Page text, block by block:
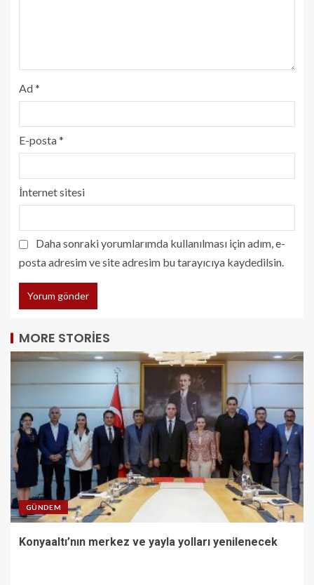
Ad*
E-posta*
İnternet sitesi
Daha sonraki yorumlarımda kullanılması için adım, e-
posta adresim ve site adresim bu tarayıcıya kaydedilsin.
MORE STORIES
GÜNDEM
Konyaaltı’nın merkez ve yayla yolları yenilenecek